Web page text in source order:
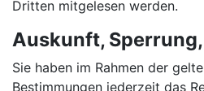
Dritten mitgelesen werden.
Auskunft,
Sie haben im Rahmen der
Bestimmungen jederzeit das